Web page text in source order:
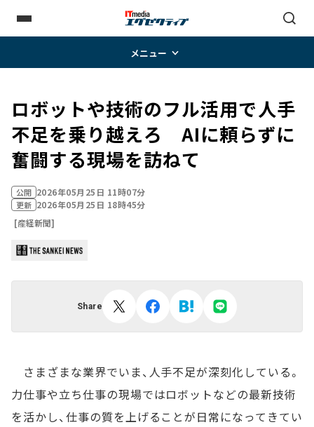
メニュー
ロボットや技術のフル活用で人手
不足を乗り越えろ AIに頼らずに
奮闘する現場を訪ねて
公開 2026年05月25日 11時07分
更新 2026年05月25日 18時45分
[産経新聞]
Share
さまざまな業界でいま、人手不足が深刻化している。
力仕事や立ち仕事の現場ではロボットなどの最新技術
を活かし、仕事の質を上げることが日常になってきてい